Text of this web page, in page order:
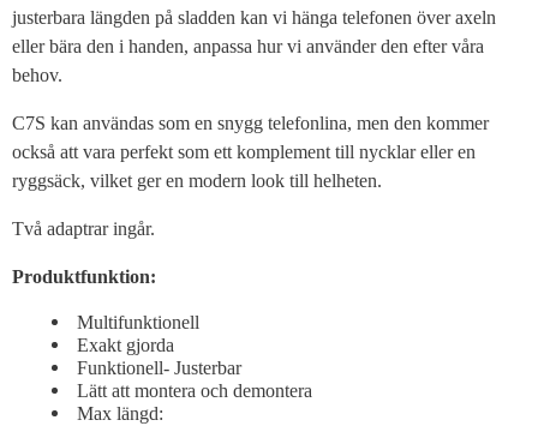
justerbara längden på sladden kan vi hänga telefonen över axeln
eller bära den i handen, anpassa hur vi använder den efter våra
behov.
C7S kan användas som en snygg telefonlina, men den kommer
också att vara perfekt som ett komplement till nycklar eller en
ryggsäck, vilket ger en modern look till helheten.
Två adaptrar ingår.
Produktfunktion:
Multifunktionell
Exakt gjorda
Funktionell- Justerbar
Lätt att montera och demontera
Max längd: